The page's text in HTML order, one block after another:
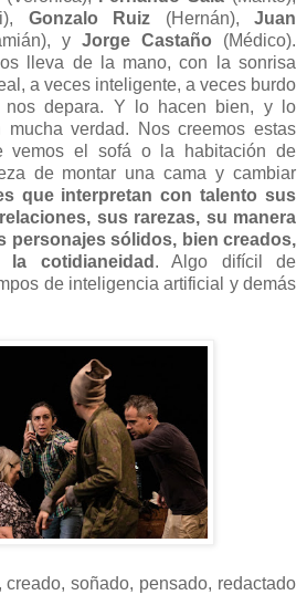
Gonzalo Ruiz (Hernán), Juan
y Jorge Castaño (Médico).
lleva de la mano, con la sonrisa
a veces inteligente, a veces burdo
nos depara. Y lo hacen bien, y lo
mucha verdad. Nos creemos estas
vemos el sofá o la habitación de
de montar una cama y cambiar
que interpretan con talento sus
sus rarezas, su manera
personajes sólidos, bien creados,
cotidianeidad . Algo difícil de
de inteligencia artificial y demás
soñado, pensado, redactado